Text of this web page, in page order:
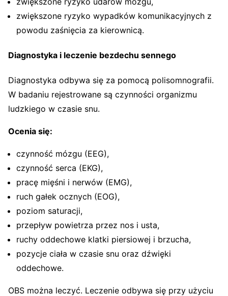
zwiększone ryzyko wypadków komunikacyjnych z
powodu zaśnięcia za kierownicą.
Diagnostyka i leczenie bezdechu sennego
Diagnostyka odbywa się za pomocą polisomnografii.
W badaniu rejestrowane są czynności organizmu
ludzkiego w czasie snu.
Ocenia się:
czynność mózgu (EEG),
czynność serca (EKG),
pracę mięśni i nerwów (EMG),
ruch gałek ocznych (EOG),
poziom saturacji,
przepływ powietrza przez nos i usta,
ruchy oddechowe klatki piersiowej i brzucha,
pozycje ciała w czasie snu oraz dźwięki
oddechowe.
OBS można leczyć. Leczenie odbywa się przy użyciu